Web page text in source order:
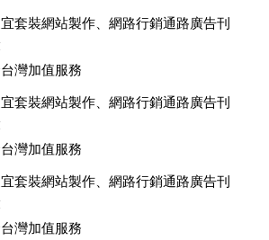
套裝網站製作、網路行銷通路廣告刊
託旅行社銷售，全面優惠中....
灣加值服務
套裝網站製作、網路行銷通路廣告刊
託旅行社銷售，全面優惠中....
灣加值服務
套裝網站製作、網路行銷通路廣告刊
託旅行社銷售，全面優惠中....
灣加值服務